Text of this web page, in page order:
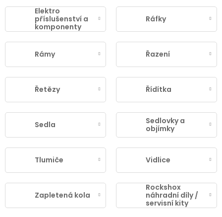
Elektro
příslušenství a
komponenty
Ráfky
Rámy Řazení
Řetězy Řídítka
Sedla
Sedlovky a
objímky
Tlumiče Vidlice
Zapletená kola
Rockshox
náhradní díly /
servisní kity